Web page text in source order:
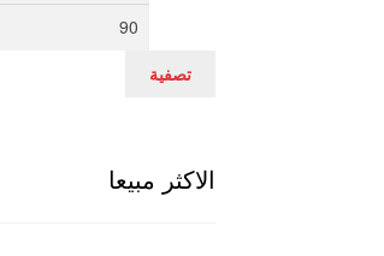
تصفية
الاكثر مبيعا